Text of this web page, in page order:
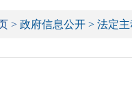
> 政府信息公开 > 法定